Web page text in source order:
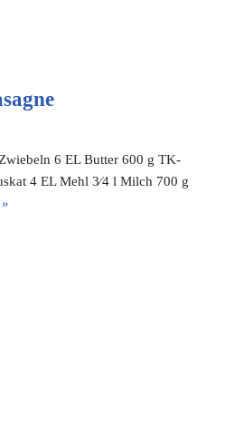
6 EL Butter 600 g TK-
4 EL Mehl 3⁄4 l Milch 700 g